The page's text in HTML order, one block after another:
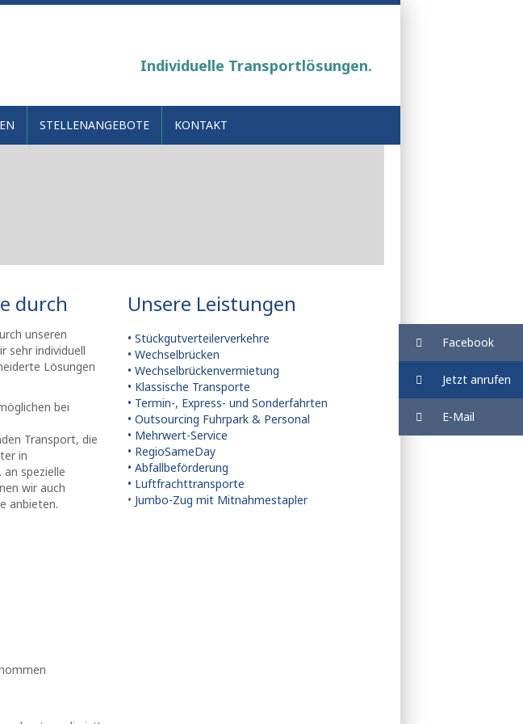
Individuelle Transportlösungen.
STELLENANGEBOTE KONTAKT
durch
unseren
sehr individuell
Lösungen
bei
Transport, die
in
spezielle
wir auch
anbieten.
Unsere Leistungen
• Stückgutverteilerverkehre
• Wechselbrücken
• Wechselbrückenvermietung
• Klassische Transporte
• Termin-, Express- und Sonderfahrten
• Outsourcing Fuhrpark & Personal
• Mehrwert-Service
• RegioSameDay
• Abfallbeförderung
• Luftfrachttransporte
• Jumbo-Zug mit Mitnahmestapler
Facebook
Jetzt anrufen
E-Mail